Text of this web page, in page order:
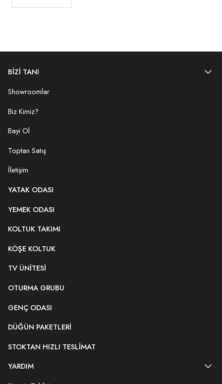
BİZİ TANI
Showroomlar
Biz Kimiz?
Bayi Ol
Toptan Satış
İletişim
YATAK ODASI
YEMEK ODASI
KOLTUK TAKIMI
KÖŞE KOLTUK
TV ÜNITESI
OTURMA GRUBU
GENÇ ODASI
DÜĞÜN PAKETLERI
STOKTAN HIZLI TESLIMAT
YARDIM